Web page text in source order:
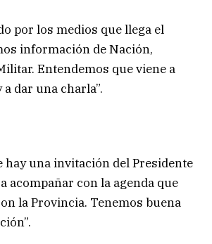
por los medios que llega el
información de Nación,
Entendemos que viene a
dar una charla”.
hay una invitación del Presidente
acompañar con la agenda que
la Provincia. Tenemos buena